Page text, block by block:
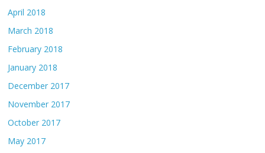
April 2018
March 2018
February 2018
January 2018
December 2017
November 2017
October 2017
May 2017